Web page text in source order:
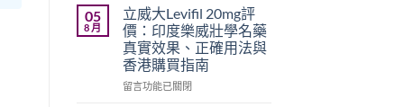
100、
Kamagra
與
Kamagra
Oral
Jelly
20mg
香
港
哪
裡
買？
05
8 月
立威大Levifil 20mg評
價：印度樂威壯學名藥
真實效果、正確用法與
香港購買指南
在
留言功能已關閉